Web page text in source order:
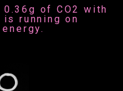
of CO2 with
running on